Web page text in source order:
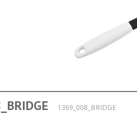
1369_008_BRIDGE